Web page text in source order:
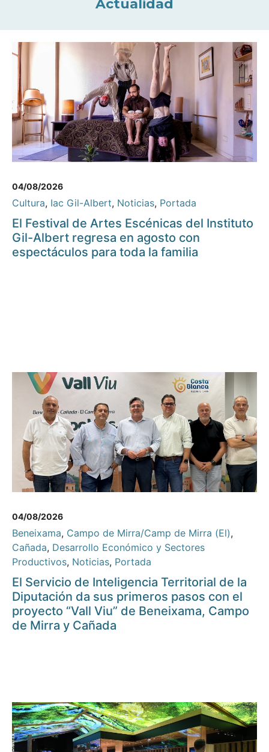
Actualidad
04/08/2026
Cultura, Iac Gil-Albert, Noticias, Portada
El Festival de Artes Escénicas del Instituto
Gil-Albert regresa en agosto con
espectáculos para toda la familia
04/08/2026
Beneixama, Campo de Mirra/Camp de Mirra (El),
Cañada, Desarrollo Económico y Sectores
Productivos, Noticias, Portada
El Servicio de Inteligencia Territorial de la
Diputación da sus primeros pasos con el
proyecto “Vall Viu” de Beneixama, Campo
de Mirra y Cañada